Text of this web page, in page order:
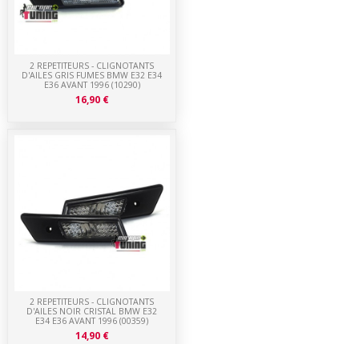
2 REPETITEURS - CLIGNOTANTS
D'AILES NOIR CRISTAL BMW E32
E34 E36 AVANT 1996 (00359)
14,90 €
2 REPETITEURS - CLIGNOTANTS
D'AILES GRIS FUMES BMW E32 E34
E36 AVANT 1996 (10290)
16,90 €